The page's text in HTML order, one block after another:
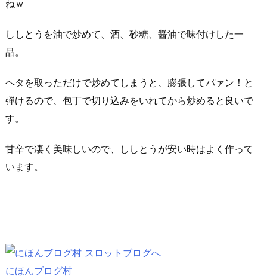
ねｗ
ししとうを油で炒めて、酒、砂糖、醤油で味付けした一
品。
ヘタを取っただけで炒めてしまうと、膨張してパァン！と
弾けるので、包丁で切り込みをいれてから炒めると良いで
す。
甘辛で凄く美味しいので、ししとうが安い時はよく作って
います。
にほんブログ村